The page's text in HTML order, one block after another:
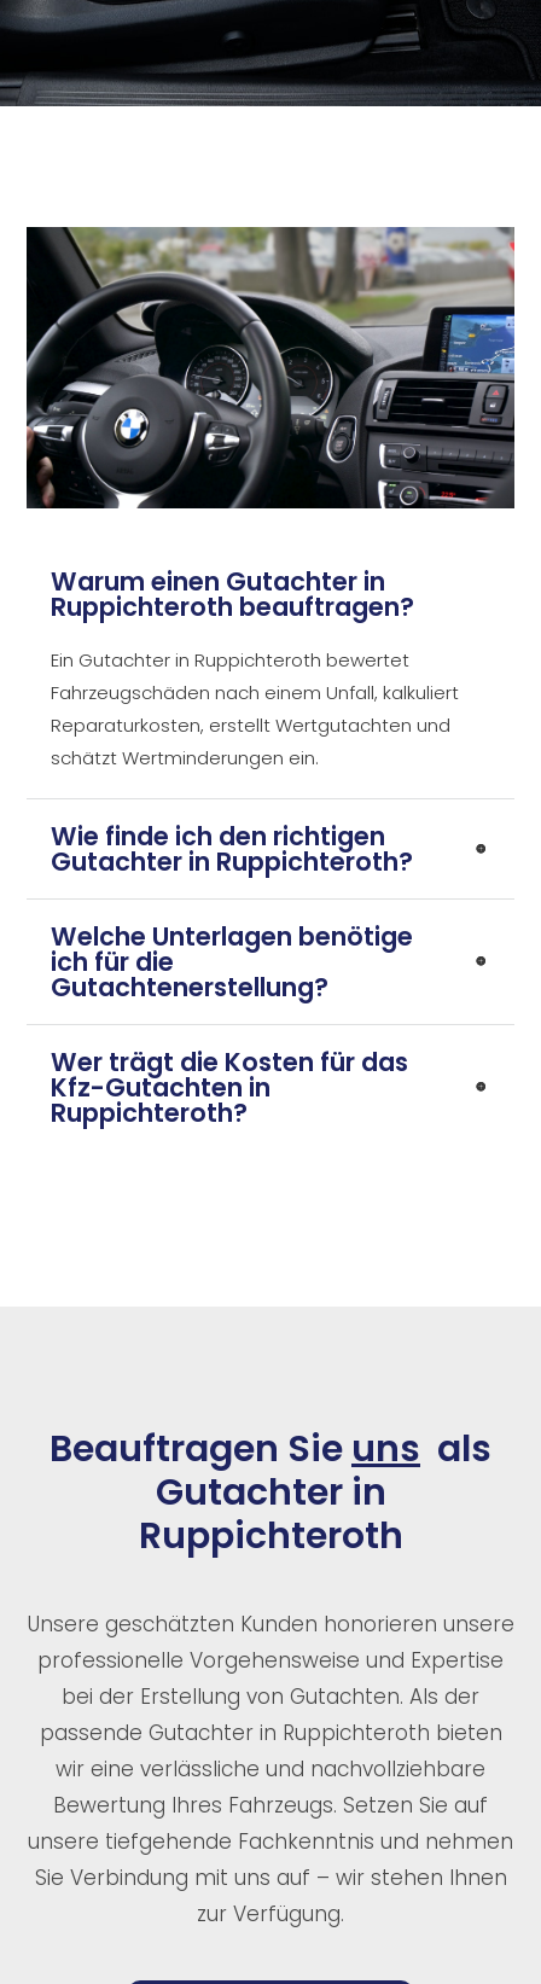
Warum einen Gutachter in
Ruppichteroth beauftragen?
Ein Gutachter in Ruppichteroth bewertet
Fahrzeugschäden nach einem Unfall, kalkuliert
Reparaturkosten, erstellt Wertgutachten und
schätzt Wertminderungen ein.
Wie finde ich den richtigen
Gutachter in Ruppichteroth?
Welche Unterlagen benötige
ich für die
Gutachtenerstellung?
Wer trägt die Kosten für das
Kfz-Gutachten in
Ruppichteroth?
Beauftragen Sie uns als
Gutachter in
Ruppichteroth
Unsere geschätzten Kunden honorieren unsere
professionelle Vorgehensweise und Expertise
bei der Erstellung von Gutachten. Als der
passende Gutachter in Ruppichteroth bieten
wir eine verlässliche und nachvollziehbare
Bewertung Ihres Fahrzeugs. Setzen Sie auf
unsere tiefgehende Fachkenntnis und nehmen
Sie Verbindung mit uns auf – wir stehen Ihnen
zur Verfügung.